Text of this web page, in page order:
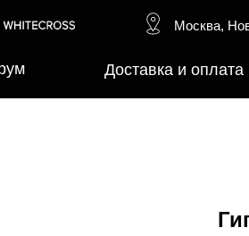
Москва,
Доставка и оплата